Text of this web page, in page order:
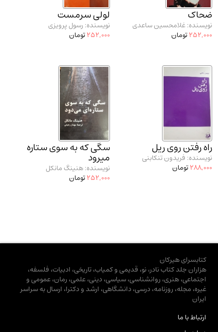
ضحاک
نویسنده: غلامحسین ساعدی
252,000تومان
لولی سرمست
نویسنده: رسول پرویزی
252,000تومان
راه رفتن روی ریل
نویسنده: فریدون تنکابنی
288,000تومان
سگی که به سوی ستاره
میرود
نویسنده: هنینگ مانکل
252,000تومان
کتابسرای هیرکان
هزاران جلد کتاب نادر، نو، قدیمی و کمیاب، تاریخی، ادبیات، فلسفه،
اجتماعی، هنری، روانشناسی، سیاسی، دینی، علمی، رمان، عمومی و
غیره، مجله، روزنامه، درسی، دانشگاهی، ارشد و دکترا، ارسال به سراسر
ایران
ارتباط با ما